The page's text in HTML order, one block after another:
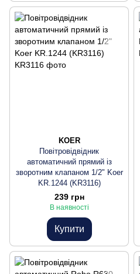
KOER
Повітровідвідник
автоматичний прямий із
зворотним клапаном 1/2" Koer
KR.1244 (KR3116)
239 грн
В наявності
Купити